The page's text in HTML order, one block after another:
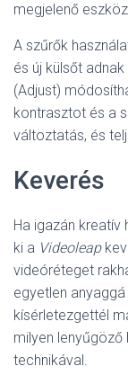
megjelenő
A szűrők
és új külsőt
(Adjust)
kontrasztot és a
változtatás, és
Keverés
Ha igazán kreatív
ki a Videoleap
videóréteget
egyetlen
kísérletezgettél
milyen
technikával.